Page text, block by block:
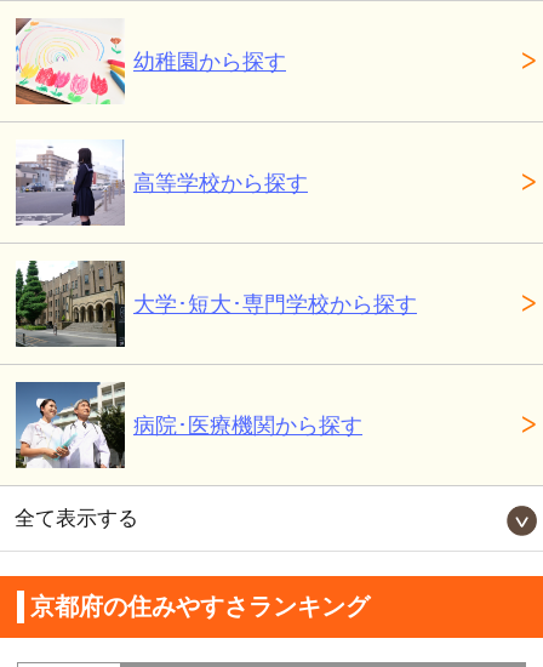
幼稚園から探す
高等学校から探す
大学･短大･専門学校から探す
病院･医療機関から探す
全て表示する
京都府の住みやすさランキング